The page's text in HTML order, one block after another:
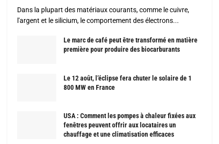
Dans la plupart des matériaux courants, comme le cuivre,
l'argent et le silicium, le comportement des électrons...
Le marc de café peut être transformé en matière
première pour produire des biocarburants
Le 12 août, l’éclipse fera chuter le solaire de 1
800 MW en France
USA : Comment les pompes à chaleur fixées aux
fenêtres peuvent offrir aux locataires un
chauffage et une climatisation efficaces